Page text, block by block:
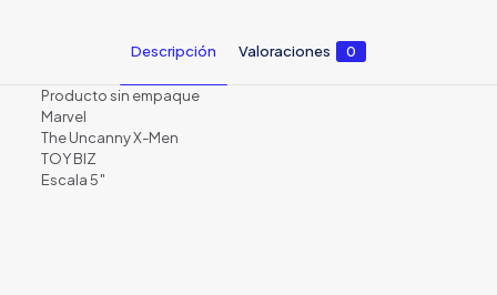
Descripción Valoraciones 0
Producto sin empaque
Marvel
The Uncanny X-Men
TOY BIZ
Escala 5″